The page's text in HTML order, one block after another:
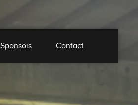
Sponsors Contact